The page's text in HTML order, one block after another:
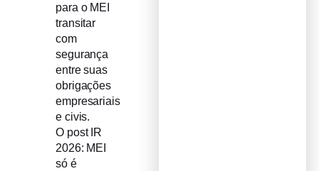
para o MEI
transitar
com
segurança
entre suas
obrigações
empresariais
e civis.
O post IR
2026: MEI
só é